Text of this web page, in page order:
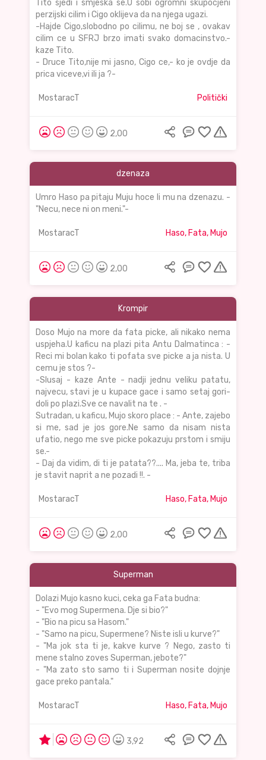
Tito sjedi i smjeska se.U sobi ogromni skupocjeni
perzijski cilim i Cigo oklijeva da na njega ugazi.
-Hajde Cigo,slobodno po cilimu, ne boj se , ovakav
cilim ce u SFRJ brzo imati svako domacinstvo.-
kaze Tito.
- Druce Tito,nije mi jasno, Cigo ce,- ko je ovdje da
prica viceve,vi ili ja ?-
MostaracT Politički
2,00
dzenaza
Umro Haso pa pitaju Muju hoce li mu na dzenazu. -
"Necu, nece ni on meni."-
MostaracT Haso, Fata, Mujo
2,00
Krompir
Doso Mujo na more da fata picke, ali nikako nema
uspjeha.U kaficu na plazi pita Antu Dalmatinca : -
Reci mi bolan kako ti pofata sve picke a ja nista. U
cemu je stos ?-
-Slusaj - kaze Ante - nadji jednu veliku patatu,
najvecu, stavi je u kupace gace i samo setaj gori-
doli po plazi.Sve ce navalit na te . -
Sutradan, u kaficu, Mujo skoro place : - Ante, zajebo
si me, sad je jos gore.Ne samo da nisam nista
ufatio, nego me sve picke pokazuju prstom i smiju
se.-
- Daj da vidim, di ti je patata??.... Ma, jeba te, triba
je stavit naprit a ne pozadi !!. -
MostaracT Haso, Fata, Mujo
2,00
Superman
Dolazi Mujo kasno kuci, ceka ga Fata budna:
- "Evo mog Supermena. Dje si bio?"
- "Bio na picu sa Hasom."
- "Samo na picu, Supermene? Niste isli u kurve?"
- "Ma jok sta ti je, kakve kurve ? Nego, zasto ti
mene stalno zoves Superman, jebote?"
- "Ma zato sto samo ti i Superman nosite dojnje
gace preko pantala."
MostaracT Haso, Fata, Mujo
3,92